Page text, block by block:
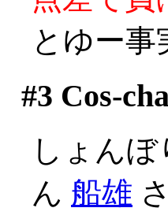
とゆー
#3 Cos-
しょん
ん 船雄